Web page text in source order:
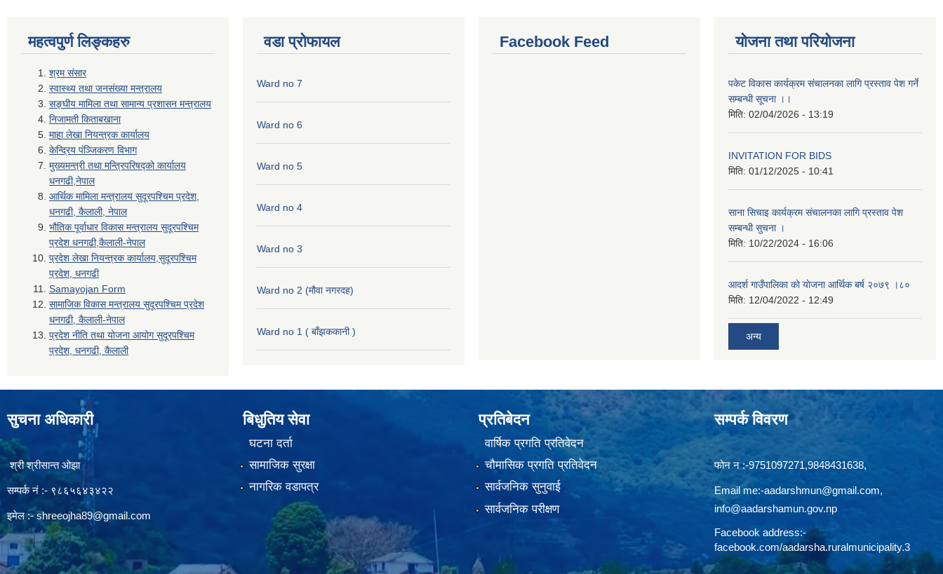
महत्वपुर्ण लिङ्कहरु
श्रम संसार
स्वास्थ्य तथा जनसंख्या मन्त्रालय
सङ्घीय मामिला तथा सामान्य प्रशासन मन्त्रालय
निजामती किताबखाना
माहा लेखा नियन्त्रक कार्यालय
केन्द्रिय पंञ्जिकरण विभाग
मुख्यमन्त्री तथा मन्त्रिपरिषद्को कार्यालय
धनगढी,नेपाल
आर्थिक मामिला मन्त्रालय सुदूरपश्चिम प्रदेश,
धनगढी, कैलाली, नेपाल
भौतिक पूर्वाधार विकास मन्त्रालय सुदूरपश्चिम
प्रदेश धनगढी,कैलाली-नेपाल
प्रदेश लेखा नियन्त्रक कार्यालय,सुदूरपश्चिम
प्रदेश, धनगढी
Samayojan Form
सामाजिक विकास मन्त्रालय सुदूरपश्चिम प्रदेश
धनगढी, कैलाली-नेपाल
प्रदेश नीति तथा योजना आयोग सुदूरपश्चिम
प्रदेश, धनगढी, कैलाली
वडा प्रोफायल
Ward no 7
Ward no 6
Ward no 5
Ward no 4
Ward no 3
Ward no 2 (मौवा नगरदह)
Ward no 1 ( बाँझककानी )
Facebook Feed योजना तथा परियोजना
पकेट विकास कार्यक्रम संचालनका लागि प्रस्ताव पेश गर्ने
सम्बन्धी सूचना ।।
मिति: 02/04/2026 - 13:19
INVITATION FOR BIDS
मिति: 01/12/2025 - 10:41
साना सिचाइ कार्यक्रम संचालनका लागि प्रस्ताव पेश
सम्बन्धी सुचना ।
मिति: 10/22/2024 - 16:06
आदर्श गाउँपालिका काे याेजना आर्थिक बर्ष २०७९ ।८०
मिति: 12/04/2022 - 12:49
अन्य
सुचना अधिकारी
श्री श्रीसान्त ओझा
सम्पर्क नं :- ९८६५६४३४२२
इमेल :-shreeojha89@gmail.com
बिधुतिय सेवा
घटना दर्ता
सामाजिक सुरक्षा
नागरिक वडापत्र
प्रतिबेदन
वार्षिक प्रगति प्रतिवेदन
चौमासिक प्रगति प्रतिवेदन
सार्वजनिक सुनुवाई
सार्वजनिक परीक्षण
सम्पर्क विवरण
फोन न‍‍‌ :-9751097271,9848431638,
Email me:-aadarshmun@gmail.com,
info@aadarshamun.gov.np
Facebook address:-
facebook.com/aadarsha.ruralmunicipality.3